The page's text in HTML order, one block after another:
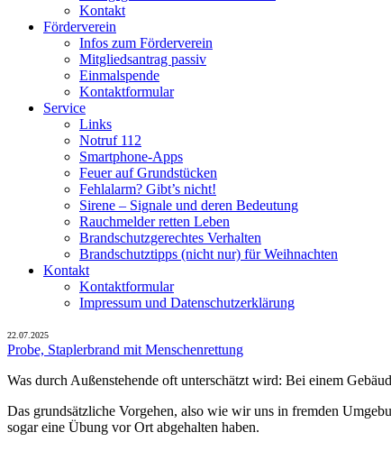
Kontakt
Förderverein
Infos zum Förderverein
Mitgliedsantrag passiv
Einmalspende
Kontaktformular
Service
Links
Notruf 112
Smartphone-Apps
Feuer auf Grundstücken
Fehlalarm? Gibt’s nicht!
Sirene – Signale und deren Bedeutung
Rauchmelder retten Leben
Brandschutzgerechtes Verhalten
Brandschutztipps (nicht nur) für Weihnachten
Kontakt
Kontaktformular
Impressum und Datenschutzerklärung
22.07.2025
Probe, Staplerbrand mit Menschenrettung
Was durch Außenstehende oft unterschätzt wird: Bei einem
Das grundsätzliche Vorgehen, also wie wir uns in fremden
sogar eine Übung vor Ort abgehalten haben.